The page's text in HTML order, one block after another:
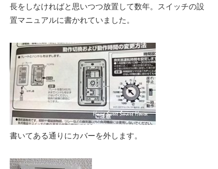
長をしなければと思いつつ放置して数年。スイッチの設
置マニュアルに書かれていました。
書いてある通りにカバーを外します。